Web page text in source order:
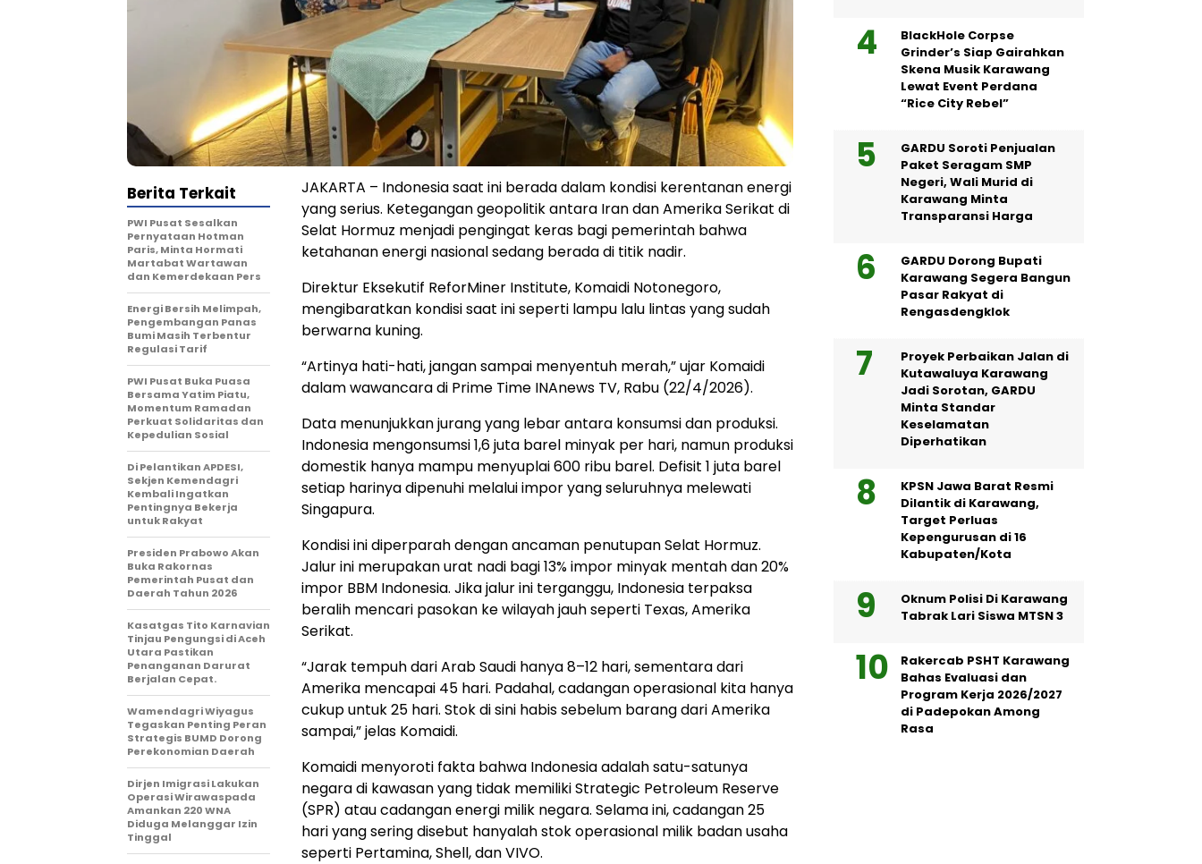
JAKARTA – Indonesia saat ini berada dalam kondisi kerentanan energi
yang serius. Ketegangan geopolitik antara Iran dan Amerika Serikat di
Selat Hormuz menjadi pengingat keras bagi pemerintah bahwa
ketahanan energi nasional sedang berada di titik nadir.
Direktur Eksekutif ReforMiner Institute, Komaidi Notonegoro,
mengibaratkan kondisi saat ini seperti lampu lalu lintas yang sudah
berwarna kuning.
“Artinya hati-hati, jangan sampai menyentuh merah,” ujar Komaidi
dalam wawancara di Prime Time INAnews TV, Rabu (22/4/2026).
Data menunjukkan jurang yang lebar antara konsumsi dan produksi.
Indonesia mengonsumsi 1,6 juta barel minyak per hari, namun produksi
domestik hanya mampu menyuplai 600 ribu barel. Defisit 1 juta barel
setiap harinya dipenuhi melalui impor yang seluruhnya melewati
Singapura.
Kondisi ini diperparah dengan ancaman penutupan Selat Hormuz.
Jalur ini merupakan urat nadi bagi 13% impor minyak mentah dan 20%
impor BBM Indonesia. Jika jalur ini terganggu, Indonesia terpaksa
beralih mencari pasokan ke wilayah jauh seperti Texas, Amerika
Serikat.
“Jarak tempuh dari Arab Saudi hanya 8–12 hari, sementara dari
Amerika mencapai 45 hari. Padahal, cadangan operasional kita hanya
cukup untuk 25 hari. Stok di sini habis sebelum barang dari Amerika
sampai,” jelas Komaidi.
Komaidi menyoroti fakta bahwa Indonesia adalah satu-satunya
negara di kawasan yang tidak memiliki Strategic Petroleum Reserve
(SPR) atau cadangan energi milik negara. Selama ini, cadangan 25
hari yang sering disebut hanyalah stok operasional milik badan usaha
seperti Pertamina, Shell, dan VIVO.
Berita Terkait
PWI Pusat Sesalkan
Pernyataan Hotman
Paris, Minta Hormati
Martabat Wartawan
dan Kemerdekaan Pers
Energi Bersih Melimpah,
Pengembangan Panas
Bumi Masih Terbentur
Regulasi Tarif
PWI Pusat Buka Puasa
Bersama Yatim Piatu,
Momentum Ramadan
Perkuat Solidaritas dan
Kepedulian Sosial
Di Pelantikan APDESI,
Sekjen Kemendagri
Kembali Ingatkan
Pentingnya Bekerja
untuk Rakyat
Presiden Prabowo Akan
Buka Rakornas
Pemerintah Pusat dan
Daerah Tahun 2026
Kasatgas Tito Karnavian
Tinjau Pengungsi di Aceh
Utara Pastikan
Penanganan Darurat
Berjalan Cepat.
Wamendagri Wiyagus
Tegaskan Penting Peran
Strategis BUMD Dorong
Perekonomian Daerah
Dirjen Imigrasi Lakukan
Operasi Wirawaspada
Amankan 220 WNA
Diduga Melanggar Izin
Tinggal
BlackHole Corpse
Grinder’s Siap Gairahkan
Skena Musik Karawang
Lewat Event Perdana
“Rice City Rebel”
GARDU Soroti Penjualan
Paket Seragam SMP
Negeri, Wali Murid di
Karawang Minta
Transparansi Harga
GARDU Dorong Bupati
Karawang Segera Bangun
Pasar Rakyat di
Rengasdengklok
Proyek Perbaikan Jalan di
Kutawaluya Karawang
Jadi Sorotan, GARDU
Minta Standar
Keselamatan
Diperhatikan
KPSN Jawa Barat Resmi
Dilantik di Karawang,
Target Perluas
Kepengurusan di 16
Kabupaten/Kota
Oknum Polisi Di Karawang
Tabrak Lari Siswa MTSN 3
Rakercab PSHT Karawang
Bahas Evaluasi dan
Program Kerja 2026/2027
di Padepokan Among
Rasa